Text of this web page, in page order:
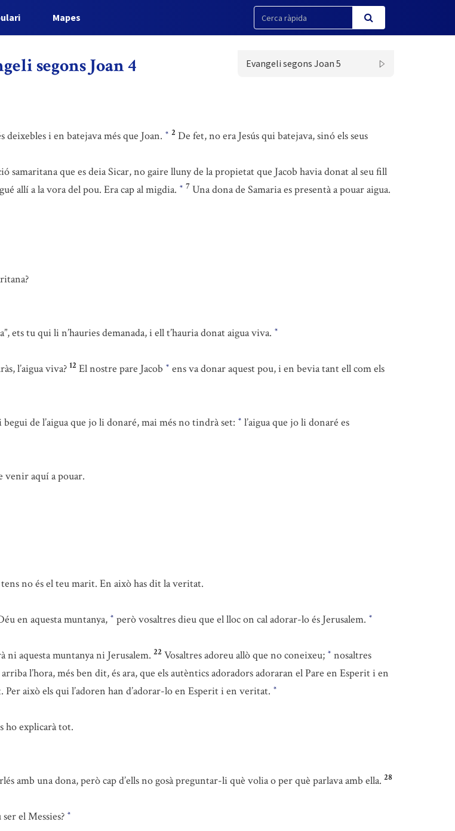
Mapes
segons Joan 4 Evangeli segons Joan 5
deixebles i en batejava més que Joan. * 2 De fet, no era Jesús qui batejava, sinó els seus
samaritana que es deia Sicar, no gaire lluny de la propietat que Jacob havia donat al seu fill
allí a la vora del pou. Era cap al migdia. * 7 Una dona de Samaria es presentà a pouar aigua.
ets tu qui li n’hauries demanada, i ell t’hauria donat aigua viva. *
l’aigua viva? 12 El nostre pare Jacob * ens va donar aquest pou, i en bevia tant ell com els
begui de l’aigua que jo li donaré, mai més no tindrà set: * l’aigua que jo li donaré es
venir aquí a pouar.
no és el teu marit. En això has dit la veritat.
en aquesta muntanya, * però vosaltres dieu que el lloc on cal adorar-lo és Jerusalem. *
aquesta muntanya ni Jerusalem. 22 Vosaltres adoreu allò que no coneixeu; * nosaltres
l’hora, més ben dit, és ara, que els autèntics adoradors adoraran el Pare en Esperit i en
Per això els qui l’adoren han d’adorar-lo en Esperit i en veritat. *
ho explicarà tot.
amb una dona, però cap d’ells no gosà preguntar-li què volia o per què parlava amb ella. 28
el Messies? *